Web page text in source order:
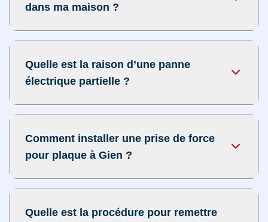
dans ma maison ?
Quelle est la raison d’une panne
électrique partielle ?
Comment installer une prise de force
pour plaque à Gien ?
Quelle est la procédure pour remettre